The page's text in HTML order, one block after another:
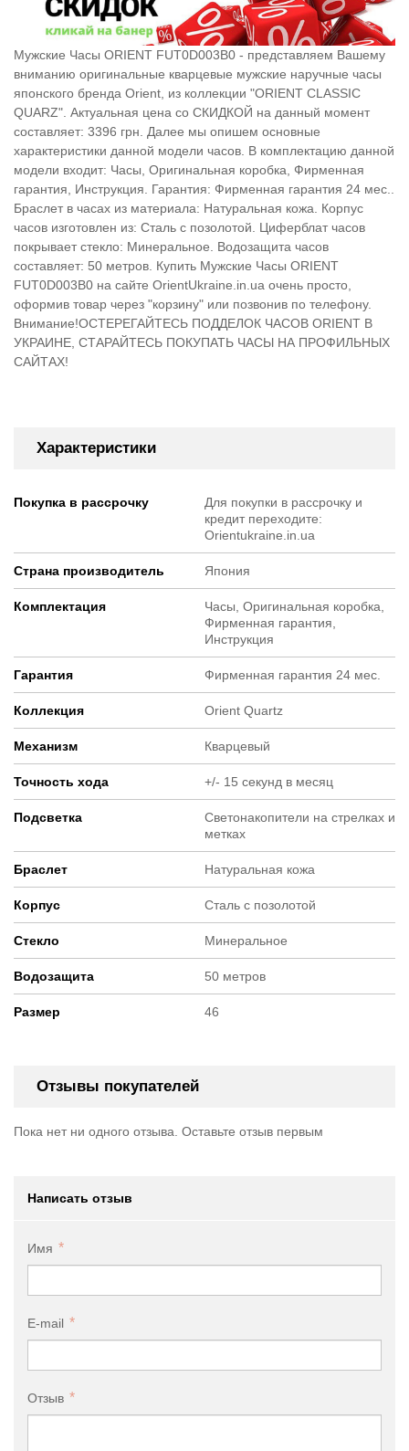
Мужские Часы ORIENT FUT0D003B0 - представляем Вашему
вниманию оригинальные кварцевые мужские наручные часы
японского бренда Orient, из коллекции "ORIENT CLASSIC
QUARZ". Актуальная цена со СКИДКОЙ на данный момент
составляет: 3396 грн. Далее мы опишем основные
характеристики данной модели часов. В комплектацию данной
модели входит: Часы, Оригинальная коробка, Фирменная
гарантия, Инструкция. Гарантия: Фирменная гарантия 24 мес..
Браслет в часах из материала: Натуральная кожа. Корпус
часов изготовлен из: Cталь с позолотой. Циферблат часов
покрывает стекло: Минеральное. Водозащита часов
составляет: 50 метров. Купить Мужские Часы ORIENT
FUT0D003B0 на сайте OrientUkraine.in.ua очень просто,
оформив товар через "корзину" или позвонив по телефону.
Внимание!ОСТЕРЕГАЙТЕСЬ ПОДДЕЛОК ЧАСОВ ORIENT В
УКРАИНЕ, СТАРАЙТЕСЬ ПОКУПАТЬ ЧАСЫ НА ПРОФИЛЬНЫХ
САЙТАХ!
Характеристики
Покупка в рассрочку
Для покупки в рассрочку и
кредит переходите:
Orientukraine.in.ua
Страна производитель Япония
Комплектация
Часы, Оригинальная коробка,
Фирменная гарантия,
Инструкция
Гарантия Фирменная гарантия 24 мес.
Коллекция Orient Quartz
Механизм Кварцевый
Точность хода +/- 15 секунд в месяц
Подсветка
Светонакопители на стрелках и
метках
Браслет Натуральная кожа
Корпус Cталь с позолотой
Стекло Минеральное
Водозащита 50 метров
Размер 46
Отзывы покупателей
Пока нет ни одного отзыва. Оставьте отзыв первым
Написать отзыв
Имя
E-mail
Отзыв